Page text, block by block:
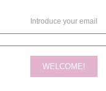
Introduce your email